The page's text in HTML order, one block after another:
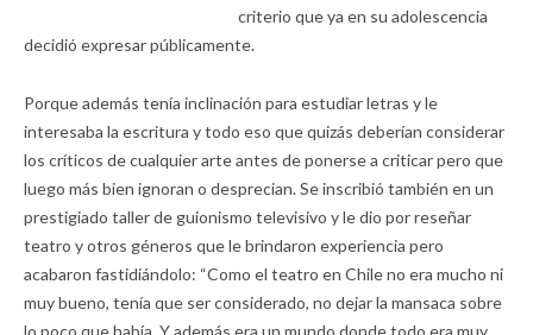
criterio que ya en su adolescencia
decidió expresar públicamente.
Porque además tenía inclinación para estudiar letras y le
interesaba la escritura y todo eso que quizás deberían considerar
los críticos de cualquier arte antes de ponerse a criticar pero que
luego más bien ignoran o desprecian. Se inscribió también en un
prestigiado taller de guionismo televisivo y le dio por reseñar
teatro y otros géneros que le brindaron experiencia pero
acabaron fastidiándolo: “Como el teatro en Chile no era mucho ni
muy bueno, tenía que ser considerado, no dejar la mansaca sobre
lo poco que había. Y además era un mundo donde todo era muy